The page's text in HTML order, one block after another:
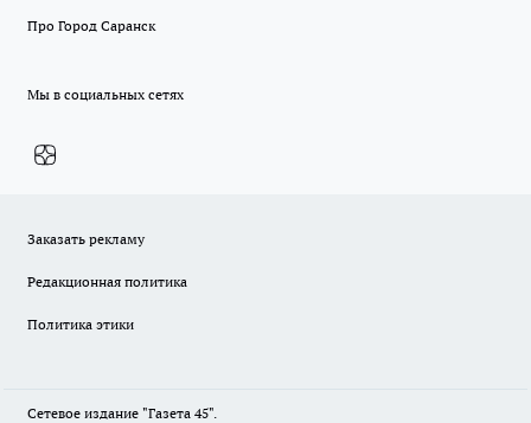
Про Город Саранск
Мы в социальных сетях
Заказать рекламу
Редакционная политика
Политика этики
Сетевое издание "Газета 45".